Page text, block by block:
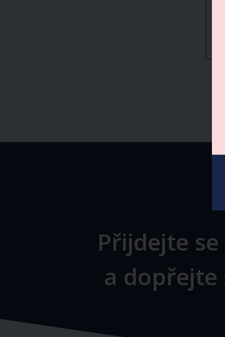
Přijdejte
a